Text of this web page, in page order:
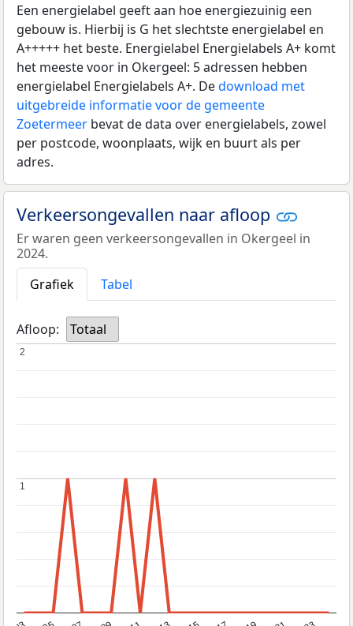
Een energielabel geeft aan hoe energiezuinig een
gebouw is. Hierbij is G het slechtste energielabel en
A+++++ het beste. Energielabel Energielabels A+ komt
het meeste voor in Okergeel: 5 adressen hebben
energielabel Energielabels A+. Dedownload met
uitgebreide informatie voor de gemeente
Zoetermeer bevat de data over energielabels, zowel
per postcode, woonplaats, wijk en buurt als per
adres.
Verkeersongevallen naar afloop
Er waren geen verkeersongevallen in Okergeel in
2024.
Grafiek
Tabel
Afloop: Totaal
1
1
2
2